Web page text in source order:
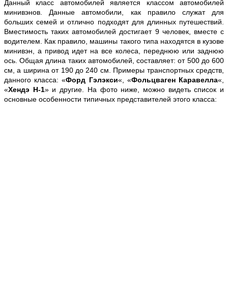
Данный класс автомобилей является классом автомобилей
минивэнов. Данные автомобили, как правило служат для
больших семей и отлично подходят для длинных путешествий.
Вместимость таких автомобилей достигает 9 человек, вместе с
водителем. Как правило, машины такого типа находятся в кузове
минивэн, а привод идет на все колеса, переднюю или заднюю
ось. Общая длина таких автомобилей, составляет: от 500 до 600
см, а ширина от 190 до 240 см. Примеры транспортных средств,
данного класса: «Форд Гэлэкси«, «Фольцваген Каравелла«,
«Хендэ H-1» и другие. На фото ниже, можно видеть список и
основные особенности типичных представителей этого класса: